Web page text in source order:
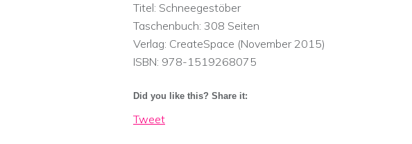
Titel: Schneegestöber
Taschenbuch: 308 Seiten
Verlag: CreateSpace (November 2015)
ISBN: 978-1519268075
Did you like this? Share it:
Tweet